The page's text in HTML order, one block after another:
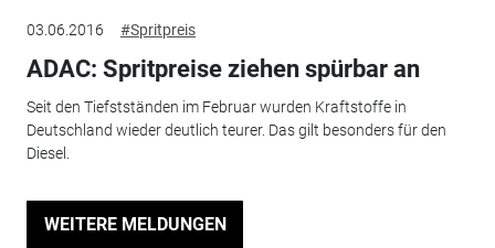
03.06.2016 #Spritpreis
ADAC: Spritpreise ziehen spürbar an
Seit den Tiefstständen im Februar wurden Kraftstoffe in
Deutschland wieder deutlich teurer. Das gilt besonders für den
Diesel.
WEITERE MELDUNGEN